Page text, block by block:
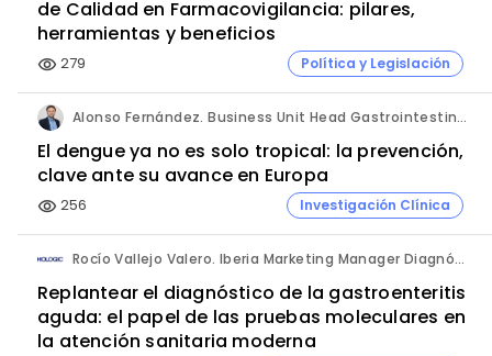
de Calidad en Farmacovigilancia: pilares,
herramientas y beneficios
visibility 279 Política y Legislación
Alonso Fernández. Business Unit Head Gastrointestinal & Vaccines. Takeda España.
El dengue ya no es solo tropical: la prevención,
clave ante su avance en Europa
visibility 256 Investigación Clínica
Rocío Vallejo Valero. Iberia Marketing Manager Diagnóstico. Hologic.
Replantear el diagnóstico de la gastroenteritis
aguda: el papel de las pruebas moleculares en
la atención sanitaria moderna